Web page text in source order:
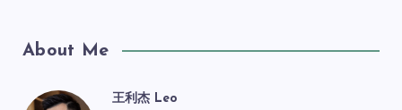
About Me
王利杰 Leo